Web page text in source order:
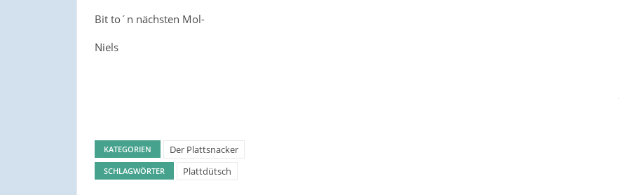
Bit to´n nächsten Mol-
Niels
KATEGORIEN Der Plattsnacker
SCHLAGWÖRTER Plattdütsch